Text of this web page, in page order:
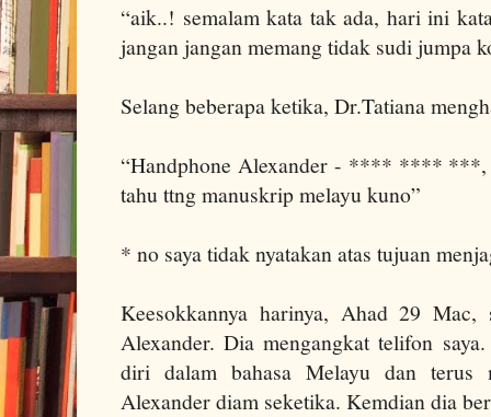
“aik..! semalam kata tak ada, hari ini
jangan jangan memang tidak sudi jumpa
Selang beberapa ketika, Dr.Tatiana
“Handphone Alexander - **** **** ***,
tahu ttng manuskrip melayu kuno”
* no saya tidak nyatakan atas tujuan
Keesokkannya harinya, Ahad 29
Alexander. Dia mengangkat telifon
diri dalam bahasa Melayu dan terus
Alexanderdiam seketika. Kemdian dia